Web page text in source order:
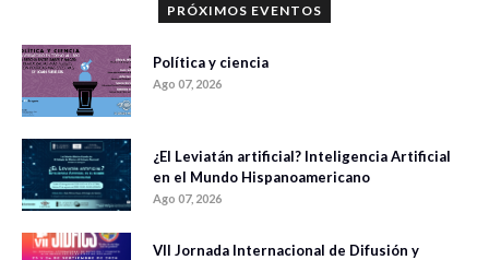
PRÓXIMOS EVENTOS
Política y ciencia
Ago 07, 2026
¿El Leviatán artificial? Inteligencia Artificial
en el Mundo Hispanoamericano
Ago 07, 2026
VII Jornada Internacional de Difusión y